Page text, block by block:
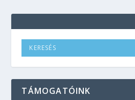
TÁMOGATÓINK